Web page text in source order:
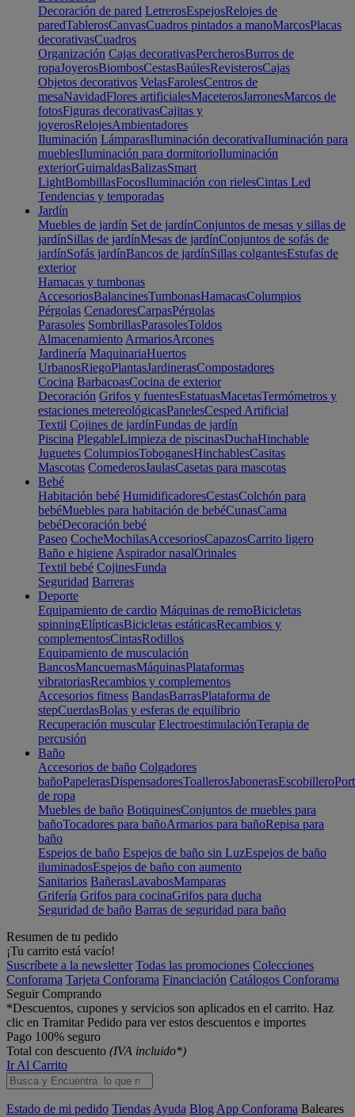
Decoración de pared LetrerosEspejosRelojes de
paredTablerosCanvasCuadros pintados a manoMarcosPlacas
decorativasCuadros
Organización Cajas decorativasPercherosBurros de
ropaJoyerosBiombosCestasBaúlesRevisterosCajas
Objetos decorativos VelasFarolesCentros de
mesaNavidadFlores artificialesMaceterosJarronesMarcos de
fotosFiguras decorativasCajitas y
joyerosRelojesAmbientadores
Iluminación LámparasIluminación decorativaIluminación para
mueblesIluminación para dormitorioIluminación
exteriorGuirnaldasBalizasSmart
LightBombillasFocosIluminación con rielesCintas Led
Tendencias y temporadas
Jardín
Muebles de jardín Set de jardínConjuntos de mesas y sillas de
jardínSillas de jardínMesas de jardínConjuntos de sofás de
jardínSofás jardínBancos de jardínSillas colgantesEstufas de
exterior
Hamacas y tumbonas
AccesoriosBalancinesTumbonasHamacasColumpios
Pérgolas CenadoresCarpasPérgolas
Parasoles SombrillasParasolesToldos
Almacenamiento ArmariosArcones
Jardinería MaquinariaHuertos
UrbanosRiegoPlantasJardinerasCompostadores
Cocina BarbacoasCocina de exterior
Decoración Grifos y fuentesEstatuasMacetasTermómetros y
estaciones metereológicasPanelesCesped Artificial
Textil Cojines de jardínFundas de jardín
Piscina PlegableLimpieza de piscinasDuchaHinchable
Juguetes ColumpiosToboganesHinchablesCasitas
Mascotas ComederosJaulasCasetas para mascotas
Bebé
Habitación bebé HumidificadoresCestasColchón para
bebéMuebles para habitación de bebéCunasCama
bebéDecoración bebé
Paseo CocheMochilasAccesoriosCapazosCarrito ligero
Baño e higiene Aspirador nasalOrinales
Textil bebé CojinesFunda
Seguridad Barreras
Deporte
Equipamiento de cardio Máquinas de remoBicicletas
spinningElípticasBicicletas estáticasRecambios y
complementosCintasRodillos
Equipamiento de musculación
BancosMancuernasMáquinasPlataformas
vibratoriasRecambios y complementos
Accesorios fitness BandasBarrasPlataforma de
stepCuerdasBolas y esferas de equilibrio
Recuperación muscular ElectroestimulaciónTerapia de
percusión
Baño
Accesorios de baño Colgadores
bañoPapelerasDispensadoresToallerosJabonerasEscobillero
de ropa
Muebles de baño BotiquinesConjuntos de muebles para
bañoTocadores para bañoArmarios para bañoRepisa para
baño
Espejos de baño Espejos de baño sin LuzEspejos de baño
iluminadosEspejos de baño con aumento
Sanitarios BañerasLavabosMamparas
Grifería Grifos para cocinaGrifos para ducha
Seguridad de baño Barras de seguridad para baño
Resumen de tu pedido
¡Tu carrito está vacío!
Suscríbete a la newsletter Todas las promociones Colecciones
Conforama Tarjeta Conforama Financiación Catálogos Conforama
Seguir Comprando
*Descuentos, cupones y servicios son aplicados en el carrito. Haz
clic en Tramitar Pedido para ver estos descuentos e importes
Pago 100% seguro
Total con descuento (IVA incluido*)
Ir Al Carrito
Estado de mi pedido Tiendas Ayuda Blog App Conforama Baleares